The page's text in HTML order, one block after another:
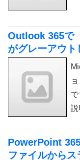
Outlook 365で
がグレーアウト
説
PowerPoint
ファイルから